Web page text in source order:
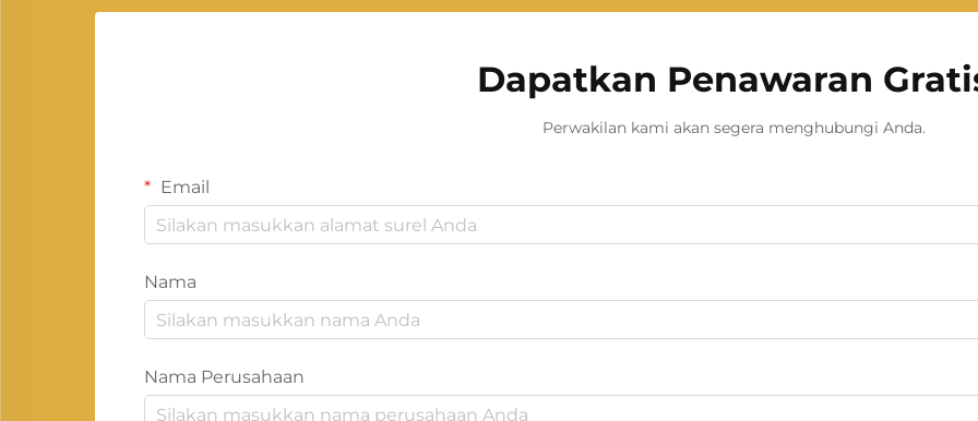
Dapatkan Penawaran
Perwakilan kami akan segera menghubungi Anda.
Email
Nama
Nama Perusahaan